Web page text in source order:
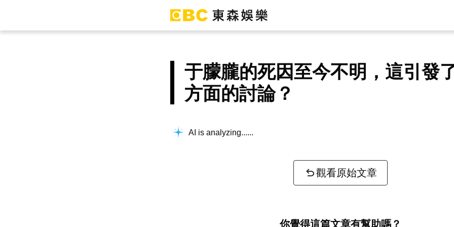
于朦朧的死因至今不明，這引發
方面的討論？
AI is analyzing...
觀看原始文章
你覺得這篇文章有幫助嗎？